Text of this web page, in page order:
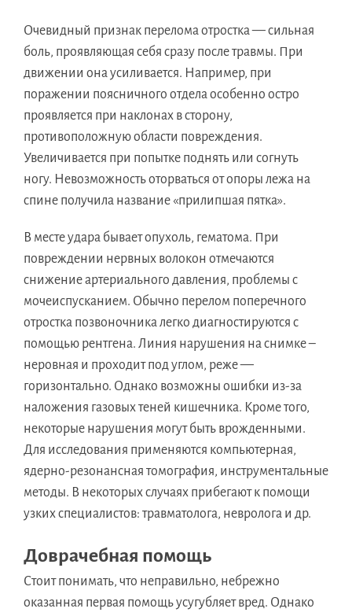
Очевидный признак перелома отростка — сильная
боль, проявляющая себя сразу после травмы. При
движении она усиливается. Например, при
поражении поясничного отдела особенно остро
проявляется при наклонах в сторону,
противоположную области повреждения.
Увеличивается при попытке поднять или согнуть
ногу. Невозможность оторваться от опоры лежа на
спине получила название «прилипшая пятка».
В месте удара бывает опухоль, гематома. При
повреждении нервных волокон отмечаются
снижение артериального давления, проблемы с
мочеиспусканием. Обычно перелом поперечного
отростка позвоночника легко диагностируются с
помощью рентгена. Линия нарушения на снимке –
неровная и проходит под углом, реже —
горизонтально. Однако возможны ошибки из-за
наложения газовых теней кишечника. Кроме того,
некоторые нарушения могут быть врожденными.
Для исследования применяются компьютерная,
ядерно-резонансная томография, инструментальные
методы. В некоторых случаях прибегают к помощи
узких специалистов: травматолога, невролога и др.
Доврачебная помощь
Стоит понимать, что неправильно, небрежно
оказанная первая помощь усугубляет вред. Однако